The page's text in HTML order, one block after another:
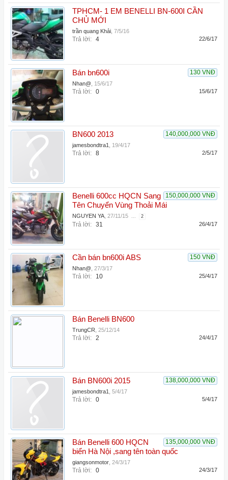
TPHCM- 1 EM BENELLI BN-600I CẦN
CHỦ MỚI
trần quang Khải 7/5/16
Trả lời: 4 22/6/17
130 VNĐ
Bán bn600i
Nhan@ 15/6/17
Trả lời: 0 15/6/17
140,000,000 VNĐ
BN600 2013
jamesbondtra1 19/4/17
Trả lời: 8 2/5/17
150,000,000 VNĐ
Benelli 600cc HQCN Sang
Tên Chuyển Vùng Thoải Mái
NGUYEN YA 27/11/15 ... 2
Trả lời: 31 26/4/17
150 VNĐ
Cần bán bn600i ABS
Nhan@ 27/3/17
Trả lời: 10 25/4/17
Bán Benelli BN600
TrungCR 25/12/14
Trả lời: 2 24/4/17
138,000,000 VNĐ
Bán BN600i 2015
jamesbondtra1 5/4/17
Trả lời: 0 5/4/17
135,000,000 VNĐ
Bán Benelli 600 HQCN
biển Hà Nội ,sang tên toàn quốc
giangsonmotor 24/3/17
Trả lời: 0 24/3/17